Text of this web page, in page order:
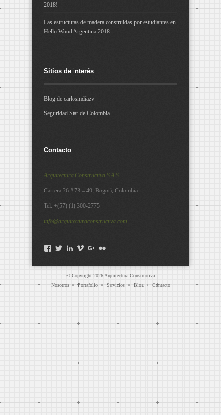
2018!
Las estructuras de madera construidas por estudiantes en
Hello Wood Argentina 2018
Sitios de interés
Blog de carlosmdíazv
Seguridad Star de Colombia
Contacto
Arquitectura Constructiva S.A.S.
Carrera 26 # 73 – 49, Bogotá, Colombia.
Tel: +(57) (1) 300-2775
info@arquitecturaconstructiva.com
Facebook
TwitterLinkedIn
VimeoGoogle+
© Copyright 2026 Arquitectura Constructiva
Nosotros
Portafolio Servicios Blog Contacto